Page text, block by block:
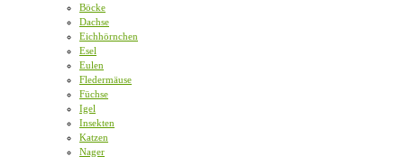
Böcke
Dachse
Eichhörnchen
Esel
Eulen
Fledermäuse
Füchse
Igel
Insekten
Katzen
Nager